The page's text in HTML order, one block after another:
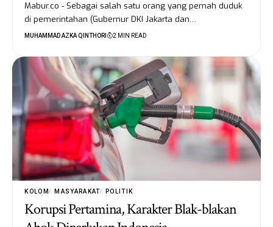
Mabur.co - Sebagai salah satu orang yang pernah duduk
di pemerintahan (Gubernur DKI Jakarta dan…
MUHAMMAD AZKA QINTHORI 2 MIN READ
KOLOM MASYARAKAT POLITIK
Korupsi Pertamina, Karakter Blak-blakan